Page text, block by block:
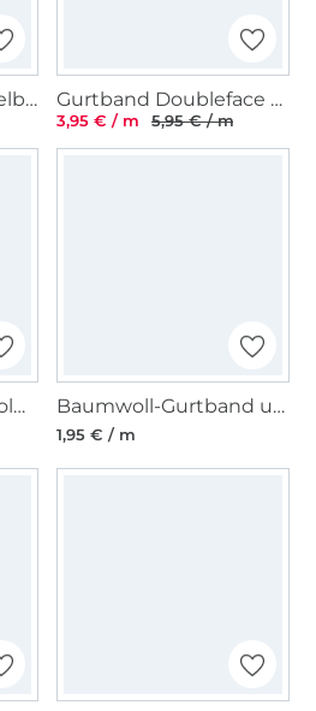
Taschengurtband gelb 25 mm Gurtband Doubleface Animal Print, hellgelb
3,95 € / m 5,95 € / m
Taschengurtband Goldfäden 40mm, schwarz Baumwoll-Gurtband uni stahlblau 38 mm
1,95 € / m